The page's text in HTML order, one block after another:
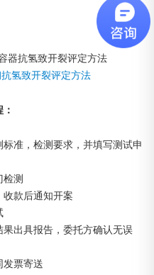
器抗氢致开裂评定方法
抗氢致开裂评定方法
：
准，检测要求，并填写测试申
测
款后通知开案
出具报告，委托方确认无误
发票寄送